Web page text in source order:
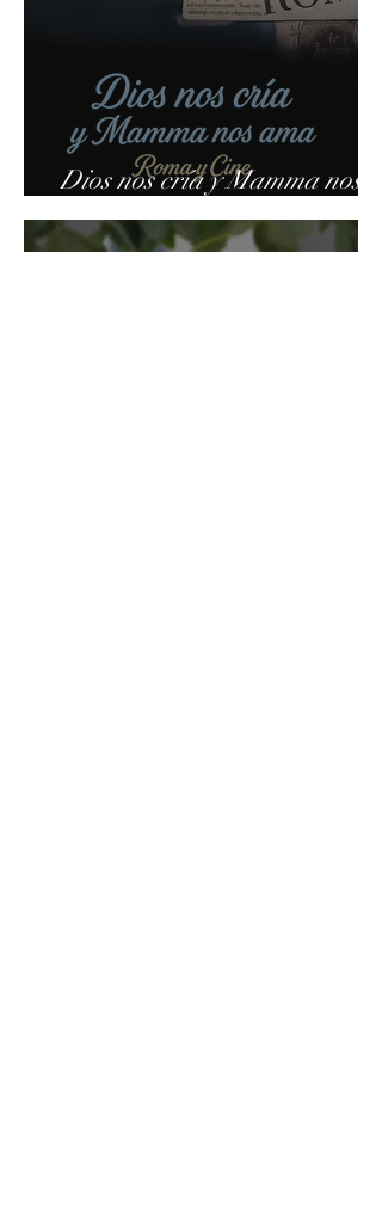
Dios nos cría y Mamma nos
ama: Roma y Cine